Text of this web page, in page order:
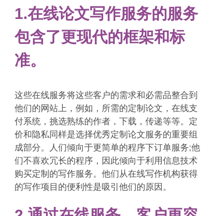
1.在线论文写作服务的服务
包含了更现代的框架和标
准。
这些在线服务将这些客户的需求和必需品整合到
他们的网站上，例如，所需的定制论文，在线支
付系统，挑选熟练的作者，下载，传递等等。定
价和隐私同样是选择优秀定制论文服务的重要组
成部分。人们倾向于更简单的程序下订单服务;他
们不喜欢冗长的程序，因此倾向于利用信息技术
购买定制的写作服务。他们从在线写作机构获得
的写作项目的便利性是吸引他们的原因。